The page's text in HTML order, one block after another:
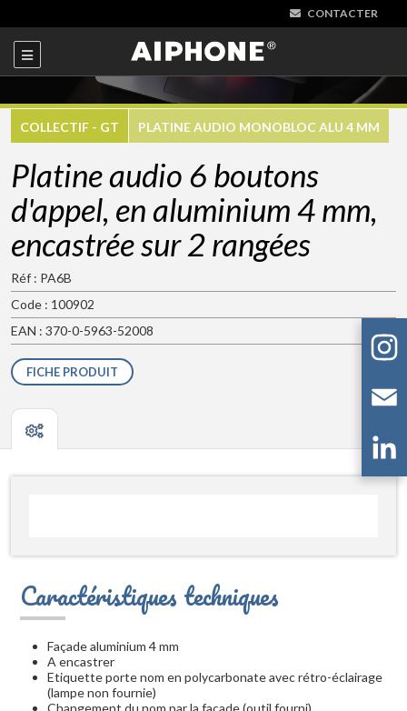
CONTACTER
COLLECTIF - GT PLATINE AUDIO MONOBLOC ALU 4 MM
Platine audio 6 boutons
d'appel, en aluminium 4 mm,
encastrée sur 2 rangées
Réf : PA6B
Code : 100902
EAN : 370-0-5963-52008
FICHE PRODUIT
Caractéristiques techniques
Façade aluminium 4 mm
A encastrer
Etiquette porte nom en polycarbonate avec rétro-éclairage
(lampe non fournie)